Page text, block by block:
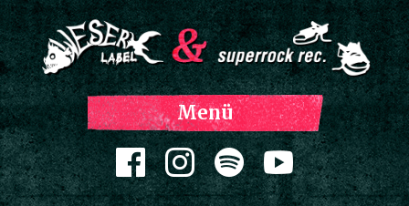
Menü
Zum Inhalt springen